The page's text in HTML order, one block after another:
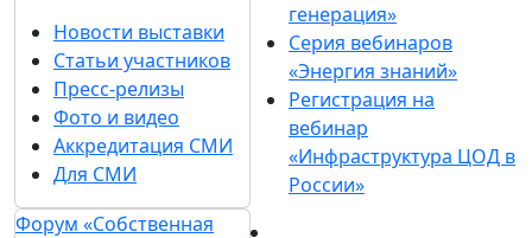
Новости выставки
Статьи участников
Пресс-релизы
Фото и видео
Аккредитация СМИ
Для СМИ
Форум «Собственная
генерация»
Серия вебинаров
«Энергия знаний»
Регистрация на
вебинар
«Инфраструктура ЦОД в
России»